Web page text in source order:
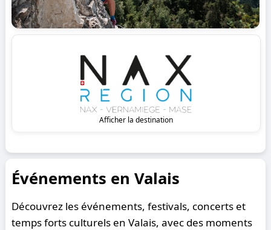
Afficher la destination
Événements en Valais
Découvrez les événements, festivals, concerts et
temps forts culturels en Valais, avec des moments